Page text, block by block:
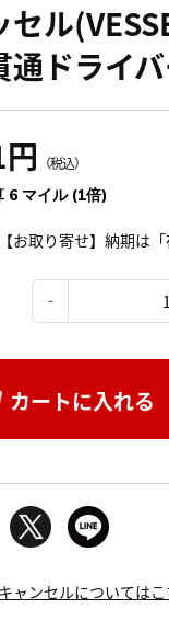
セル
通ドライ
（税込）
6 マイル (1倍)
お取り寄せ】納期は
カートに入れる
ャンセルについてはこ